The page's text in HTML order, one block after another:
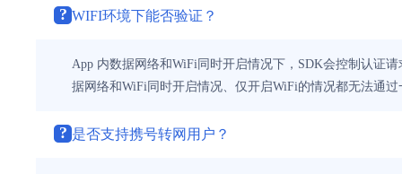
? WIFI环境下能否验证？
App 内数据网络和WiFi同时开启情况下，SDK会控制认证
据网络和WiFi同时开启情况、仅开启WiFi的情况都无法通
? 是否支持携号转网用户？